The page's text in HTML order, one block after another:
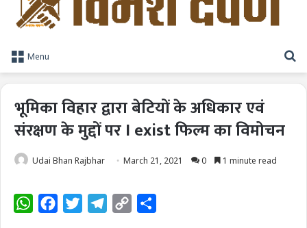
Menu
भूमिका विहार द्वारा बेटियों के अधिकार एवं
संरक्षण के मुद्दों पर I exist फिल्म का विमोचन
Udai Bhan Rajbhar March 21, 2021 0 1 minute read
W